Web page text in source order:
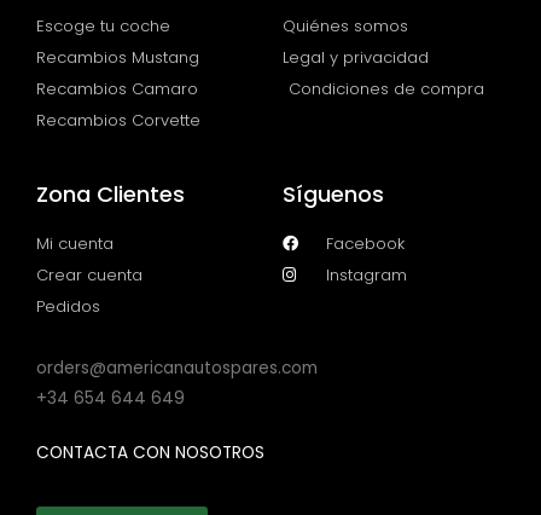
Escoge tu coche
Recambios Mustang
Recambios Camaro
Recambios Corvette
Quiénes somos
Legal y privacidad
Condiciones de compra
Zona Clientes
Mi cuenta
Crear cuenta
Pedidos
Síguenos
Facebook
Instagram
orders@americanautospares.com
+34 654 644 649
CONTACTA CON NOSOTROS